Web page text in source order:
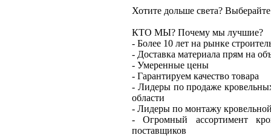
Хотите дольше света?
КТО МЫ? Почему мы лучшие?
- Более 10 лет на рынке
- Доставка материала прям на
- Умеренные цены
- Гарантируем качество товара
- Лидеры по продаже
области
- Лидеры по монтажу
- Огромный ассортимент
поставщиков